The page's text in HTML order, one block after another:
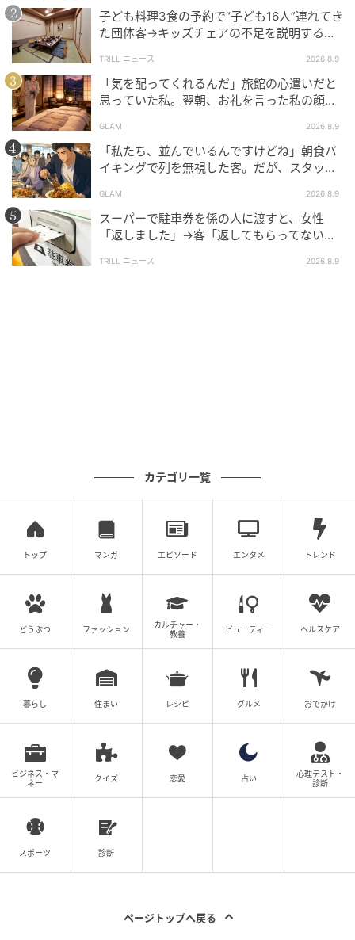
子ども料理3食の予約で“子ども16人”連れてき
た団体客→キッズチェアの不足を説明する
る」
TRILL ニュース 2026.8.9
「気を配ってくれるんだ」旅館の心遣いだと
思っていた私。翌朝、お礼を言った私の顔色
GLAM 2026.8.9
「私たち、並んでいるんですけどね」朝食バ
イキングで列を無視した客。だが、スタッフ
GLAM 2026.8.9
スーパーで駐車券を係の人に渡すと、女性
「返しました」→客「返してもらってない」
しません」
TRILL ニュース 2026.8.9
カテゴリ一覧
トップ マンガ エピソード エンタメ トレンド
どうぶつ ファッション
カルチャー・
教養
ビューティー ヘルスケア
暮らし 住まい レシピ グルメ おでかけ
ビジネス・マ
ネー
クイズ 恋愛 占い
心理テスト・
診断
スポーツ 診断
ページトップへ戻る